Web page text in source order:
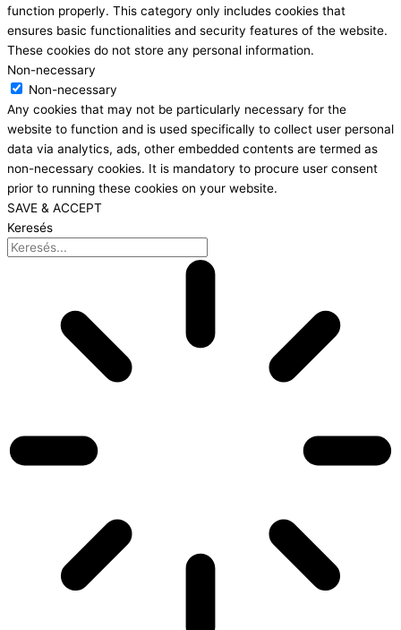
function properly. This category only includes cookies that
ensures basic functionalities and security features of the website.
These cookies do not store any personal information.
Non-necessary
Non-necessary
Any cookies that may not be particularly necessary for the
website to function and is used specifically to collect user personal
data via analytics, ads, other embedded contents are termed as
non-necessary cookies. It is mandatory to procure user consent
prior to running these cookies on your website.
SAVE & ACCEPT
Keresés